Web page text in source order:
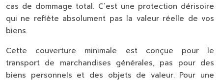
cas de dommage total. C’est une protection dérisoire
qui ne reflète absolument pas la valeur réelle de vos
biens.
Cette couverture minimale est conçue pour le
transport de marchandises générales, pas pour des
biens personnels et des objets de valeur. Pour une